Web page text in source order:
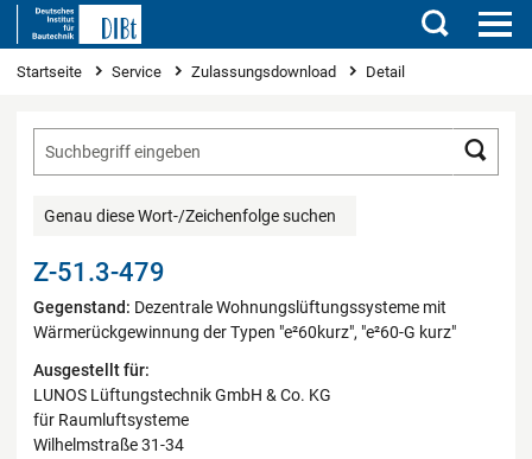
Suchen
Sie sind hier
Startseite Service Zulassungsdownload Detail
Genau diese Wort-/Zeichenfolge suchen
Z-51.3-479
Gegenstand: Dezentrale Wohnungslüftungssysteme mit
Wärmerückgewinnung der Typen "e²60kurz", "e²60-G kurz"
Ausgestellt für:
LUNOS Lüftungstechnik GmbH & Co. KG
für Raumluftsysteme
Wilhelmstraße 31-34